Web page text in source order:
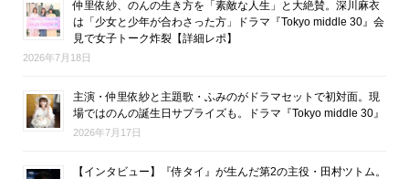
仲里依紗、のんの生き方を「素敵な人生」と大絶賛。深川麻衣
は「少女と少年が合わさった方」ドラマ『Tokyo middle 30』会
見で女子トーク炸裂【詳細レポ】
2026年7月18日
主演・仲里依紗と主題歌・ふみのがドラマセットで初対面。現
場ではのんの誕生日サプライズも。ドラマ『Tokyo middle 30』
2026年7月17日
【インタビュー】『侍タイ』が生んだ第2の主役・田村ツトム。